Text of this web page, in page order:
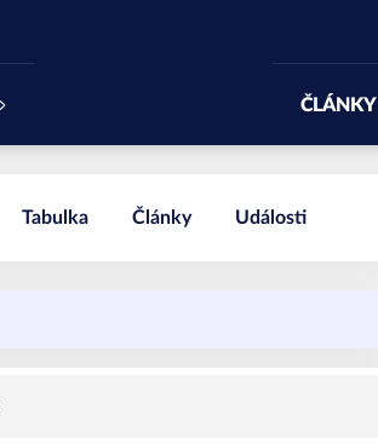
ČLÁNKY
Tabulka Články Události